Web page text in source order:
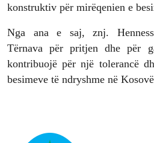
konstruktiv për mirëqenien e
Nga ana e saj, znj.
Tërnava për pritjen dhe për
kontribuojë për një tolerancë
besimeve të ndryshme në